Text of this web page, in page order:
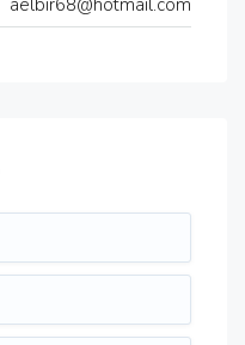
aelbir68@hotmail.com